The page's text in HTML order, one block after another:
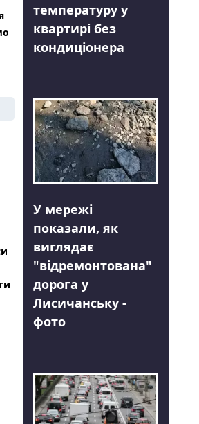
температуру у
квартирі без
кондиціонера
У мережі
показали, як
виглядає
"відремонтована"
дорога у
Лисичанську -
фото